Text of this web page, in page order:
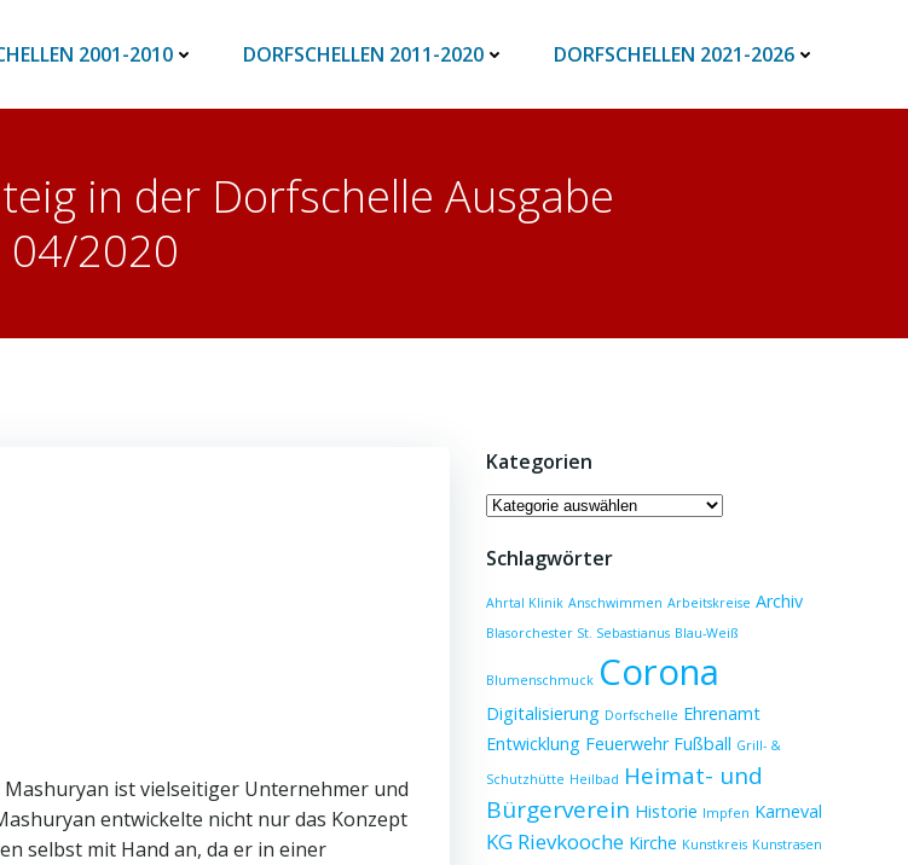
2001-2010 DORFSCHELLEN 2011-2020 DORFSCHELLEN 2021-2026
in der Dorfschelle Ausgabe
04/2020
ist vielseitiger Unternehmer und
entwickelte nicht nur das Konzept
selbst mit Hand an, da er in einer
Kategorien
Kategorien
Schlagwörter
Ahrtal Klinik Anschwimmen Arbeitskreise Archiv
Blasorchester St. Sebastianus Blau-Weiß
Blumenschmuck Corona
Digitalisierung Dorfschelle Ehrenamt
Entwicklung Feuerwehr Fußball Grill- &
Schutzhütte Heilbad Heimat- und
Bürgerverein Historie Impfen Karneval
KG Rievkooche Kirche Kunstkreis Kunstrasen